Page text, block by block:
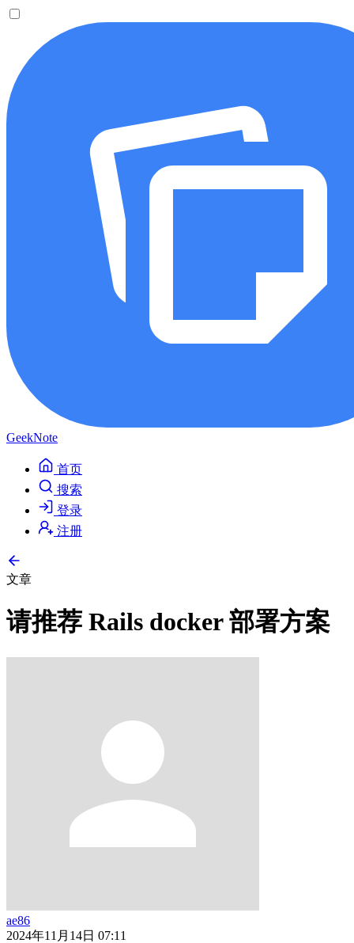
GeekNote
首页
搜索
登录
注册
文章
请推荐 Rails docker 部署方案
ae86
2024年11月14日 07:11